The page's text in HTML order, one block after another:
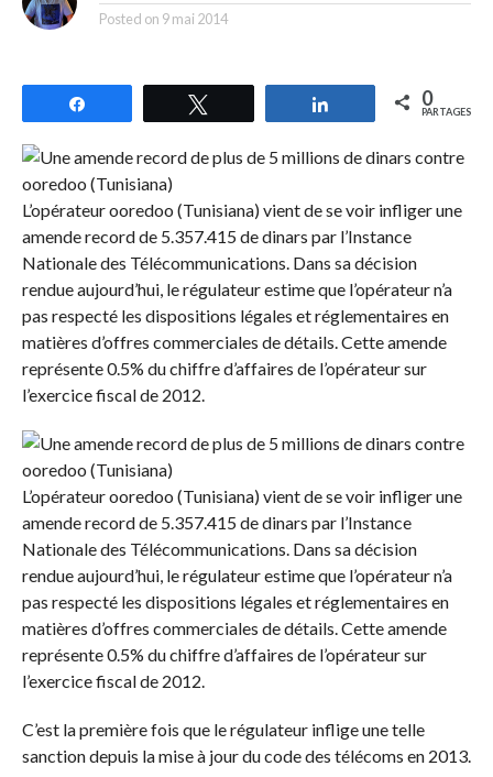
Posted on 9 mai 2014
Partagez 0
PARTAGES
L’opérateur ooredoo (Tunisiana) vient de se voir infliger une
amende record de 5.357.415 de dinars par l’Instance
Nationale des Télécommunications. Dans sa décision
rendue aujourd’hui, le régulateur estime que l’opérateur n’a
pas respecté les dispositions légales et réglementaires en
matières d’offres commerciales de détails. Cette amende
représente 0.5% du chiffre d’affaires de l’opérateur sur
l’exercice fiscal de 2012.
L’opérateur ooredoo (Tunisiana) vient de se voir infliger une
amende record de 5.357.415 de dinars par l’Instance
Nationale des Télécommunications. Dans sa décision
rendue aujourd’hui, le régulateur estime que l’opérateur n’a
pas respecté les dispositions légales et réglementaires en
matières d’offres commerciales de détails. Cette amende
représente 0.5% du chiffre d’affaires de l’opérateur sur
l’exercice fiscal de 2012.
C’est la première fois que le régulateur inflige une telle
sanction depuis la mise à jour du code des télécoms en 2013.